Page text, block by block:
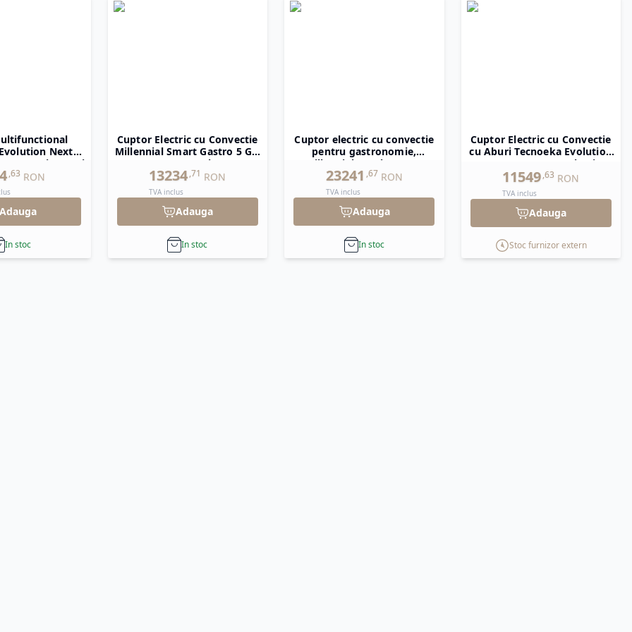
Next
4 tavi
345 mm
,63 RON
In stoc
Cuptor Electric cu Convectie
Millennial Smart Gastro 5 GN
1/1 Tecnoeka
13234,71 RON
TVA inclus
Adauga
In stoc
Cuptor electric cu convectie
pentru gastronomie,
Millennial Touch Screen
Gastro, 7 tavi x GN 1/1,
730×784×(H)850 mm, Hendi
23241 ,67 RON
TVA inclus
Adauga
In stoc
Cuptor Electric cu Convectie
cu Aburi Tecnoeka Evolution
Next 5 x GN 2/3 cu pulverizare
directa, panou de comanda cu
11549,63 RON
TVA inclus
Adauga
Stoc furnizor extern